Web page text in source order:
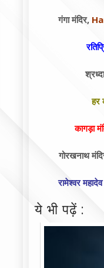
गंगा मंदिर,
हर
कागड़ा
गोरखनाथ
रामेश्वर
ये भी पढ़ें :